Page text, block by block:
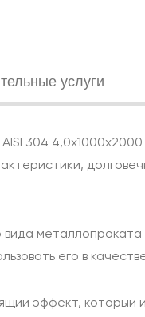
услуги
304
его в
эффект, который